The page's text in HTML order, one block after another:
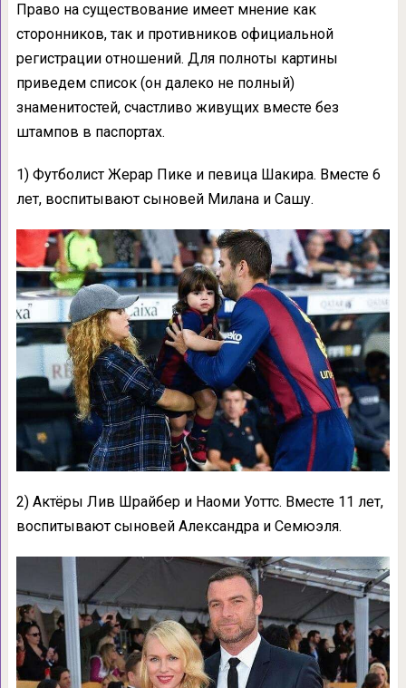
Право на существование имеет мнение как
сторонников, так и противников официальной
регистрации отношений. Для полноты картины
приведем список (он далеко не полный)
знаменитостей, счастливо живущих вместе без
штампов в паспортах.
1) Футболист Жерар Пике и певица Шакира. Вместе 6
лет, воспитывают сыновей Милана и Сашу.
2) Актёры Лив Шрайбер и Наоми Уоттс. Вместе 11 лет,
воспитывают сыновей Александра и Семюэля.